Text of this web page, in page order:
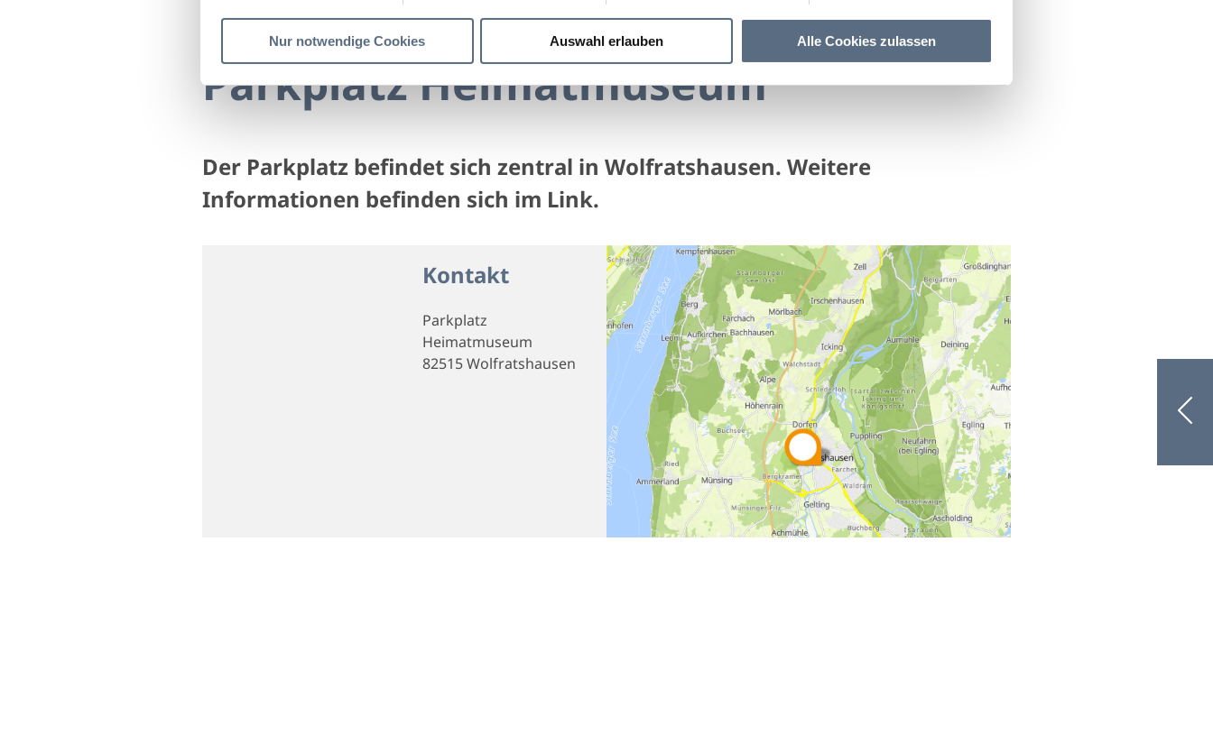
Nur notwendige Cookies Auswahl erlauben Alle Cookies zulassen
Parkplatz Heimatmuseum
Der Parkplatz befindet sich zentral in Wolfratshausen. Weitere
Informationen befinden sich im Link.
Kontakt
Parkplatz
Heimatmuseum
82515 Wolfratshausen